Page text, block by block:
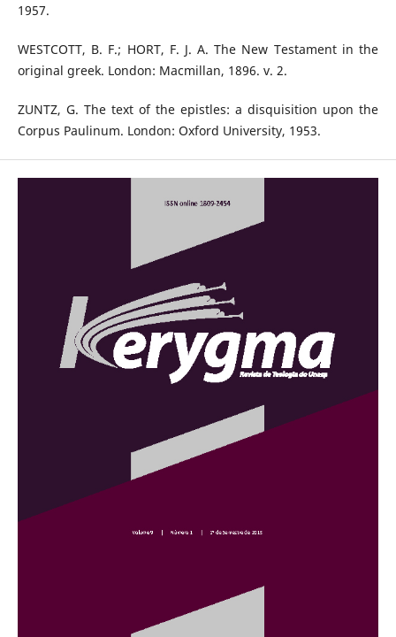
1957.
WESTCOTT, B. F.; HORT, F. J. A. The New Testament in the
original greek. London: Macmillan, 1896. v. 2.
ZUNTZ, G. The text of the epistles: a disquisition upon the
Corpus Paulinum. London: Oxford University, 1953.